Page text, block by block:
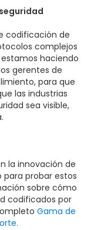
codificación de
complejos
estamos haciendo
gerentes de
para que
las industrias
sea visible,
la innovación de
para probar estos
sobre cómo
codificados por
Gama de